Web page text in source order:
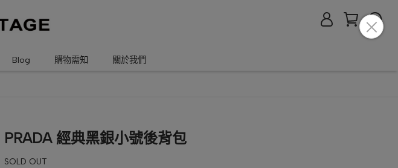
Blog 購物需知 關於我們
PRADA 經典黑銀小號後背包
SOLD OUT